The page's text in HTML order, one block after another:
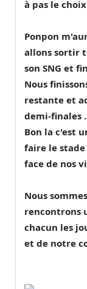
à pas le
Ponpon
allons sortir
son SNG et
Nous
restante et
demi-finales
Bon la c'est
faire le stade
face de nos
Nous
rencontrons
chacun les
et de notre